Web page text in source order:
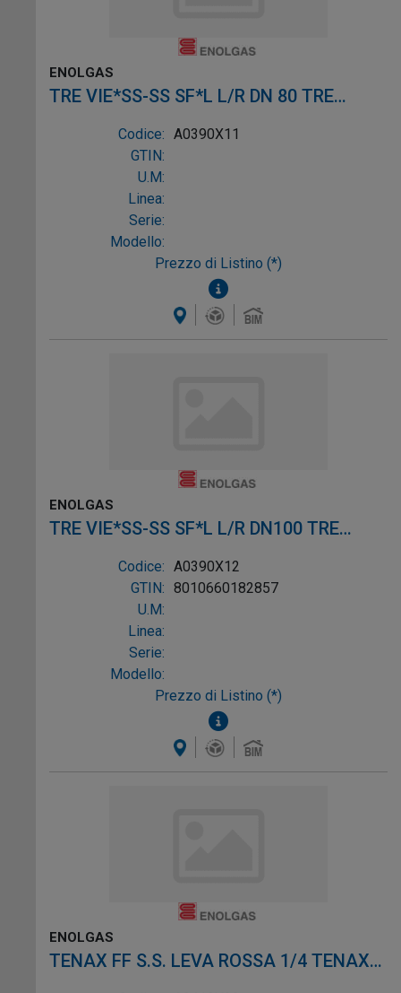
ENOLGAS
TRE VIE*SS-SS SF*L L/R DN 80 TRE
VIE*SS-SS SF*L L/R DN 8
Codice: A0390X11
GTIN:
U.M:
Linea:
Serie:
Modello:
Prezzo di Listino (*)
ENOLGAS
TRE VIE*SS-SS SF*L L/R DN100 TRE
VIE*SS-SS SF*L L/R DN10
Codice: A0390X12
GTIN: 8010660182857
U.M:
Linea:
Serie:
Modello:
Prezzo di Listino (*)
ENOLGAS
TENAX FF S.S. LEVA ROSSA 1/4 TENAX
FF S.S. LEVA ROSSA 1/